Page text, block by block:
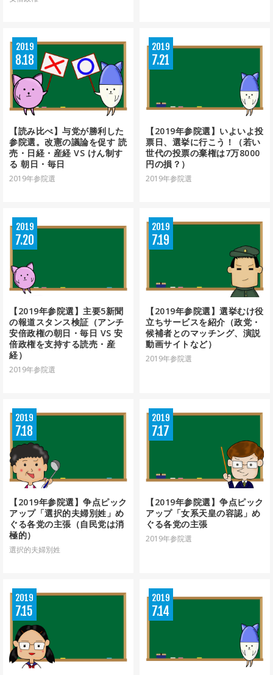
【読み比べ】与党が勝利した
参院選。改憲の議論を促す 読
売・日経・産経 VS けん制す
る 朝日・毎日
2019
818
2019年参院選
【2019年参院選】いよいよ投
票日、選挙に行こう！（若い
世代の投票の棄権は7万8000
円の損？）
2019
7 21
2019年参院選
【2019年参院選】主要5新聞
の報道スタンス検証（アンチ
安倍政権の朝日・毎日 VS 安
倍政権を支持する読売・産
経）
2019
7 20
2019年参院選
【2019年参院選】選挙むけ役
立ちサービスを紹介（政党・
候補者とのマッチング、演説
動画サイトなど）
2019
719
2019年参院選
【2019年参院選】争点ピック
アップ「選択的夫婦別姓」め
ぐる各党の主張（自民党は消
極的）
2019
718
選択的夫婦別姓
【2019年参院選】争点ピック
アップ「女系天皇の容認」め
ぐる各党の主張
2019
717
2019年参院選
2019
715
2019
714